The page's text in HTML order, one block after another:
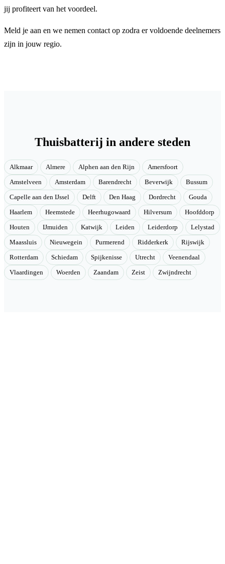
jij profiteert van het voordeel.
Meld je aan en we nemen contact op zodra er voldoende deelnemers
zijn in jouw regio.
Thuisbatterij in andere steden
Alkmaar Almere Alphen aan den Rijn Amersfoort
Amstelveen Amsterdam Barendrecht Beverwijk Bussum
Capelle aan den IJssel Delft Den Haag Dordrecht Gouda
Haarlem Heemstede Heerhugowaard Hilversum Hoofddorp
Houten IJmuiden Katwijk Leiden Leiderdorp Lelystad
Maassluis Nieuwegein Purmerend Ridderkerk Rijswijk
Rotterdam Schiedam Spijkenisse Utrecht Veenendaal
Vlaardingen Woerden Zaandam Zeist Zwijndrecht